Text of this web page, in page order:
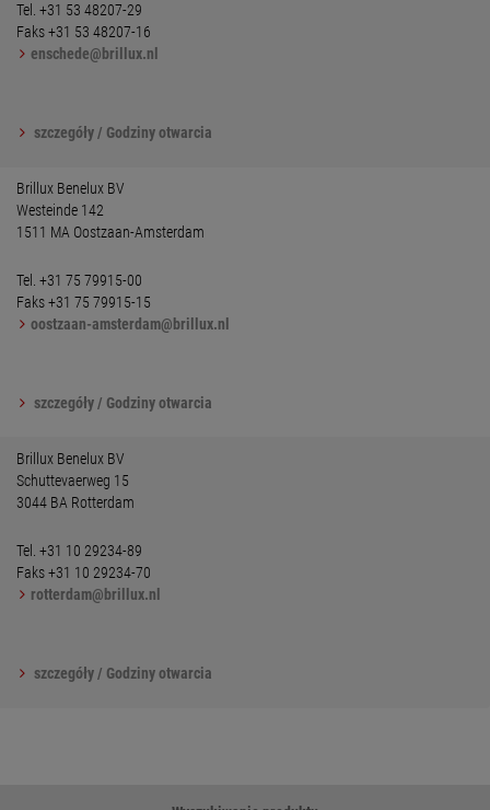
Tel. +31 53 48207-29
Faks +31 53 48207-16
enschede@brillux.nl
szczegóły / Godziny otwarcia
Brillux Benelux BV
Westeinde 142
1511 MA Oostzaan-Amsterdam
Tel. +31 75 79915-00
Faks +31 75 79915-15
oostzaan-amsterdam@brillux.nl
szczegóły / Godziny otwarcia
Brillux Benelux BV
Schuttevaerweg 15
3044 BA Rotterdam
Tel. +31 10 29234-89
Faks +31 10 29234-70
rotterdam@brillux.nl
szczegóły / Godziny otwarcia